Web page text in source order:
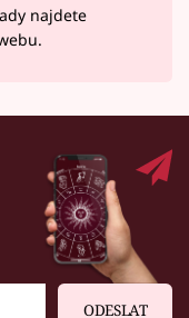
najdete
ODESLAT